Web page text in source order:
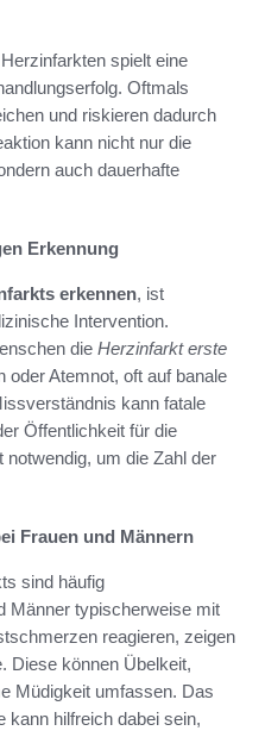
spielt eine
Oftmals
und riskieren dadurch
kann nicht nur die
auch dauerhafte
Erkennung
erkennen, ist
Intervention.
die Herzinfarkt erste
oder Atemnot, oft auf banale
kann fatale
Öffentlichkeit für die
um die Zahl der
Frauen und Männern
sind häufig
Männer typischerweise mit
reagieren, zeigen
Diese können Übelkeit,
Müdigkeit umfassen. Das
kann hilfreich dabei sein,